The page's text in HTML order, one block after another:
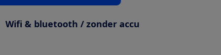
Wifi & bluetooth / zonder accu